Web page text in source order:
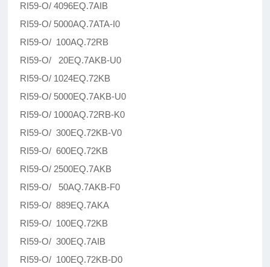
RI59-O/ 4096EQ.7AIB
RI59-O/ 5000AQ.7ATA-I0
RI59-O/ 100AQ.72RB
RI59-O/ 20EQ.7AKB-U0
RI59-O/ 1024EQ.72KB
RI59-O/ 5000EQ.7AKB-U0
RI59-O/ 1000AQ.72RB-K0
RI59-O/ 300EQ.72KB-V0
RI59-O/ 600EQ.72KB
RI59-O/ 2500EQ.7AKB
RI59-O/ 50AQ.7AKB-F0
RI59-O/ 889EQ.7AKA
RI59-O/ 100EQ.72KB
RI59-O/ 300EQ.7AIB
RI59-O/ 100EQ.72KB-D0